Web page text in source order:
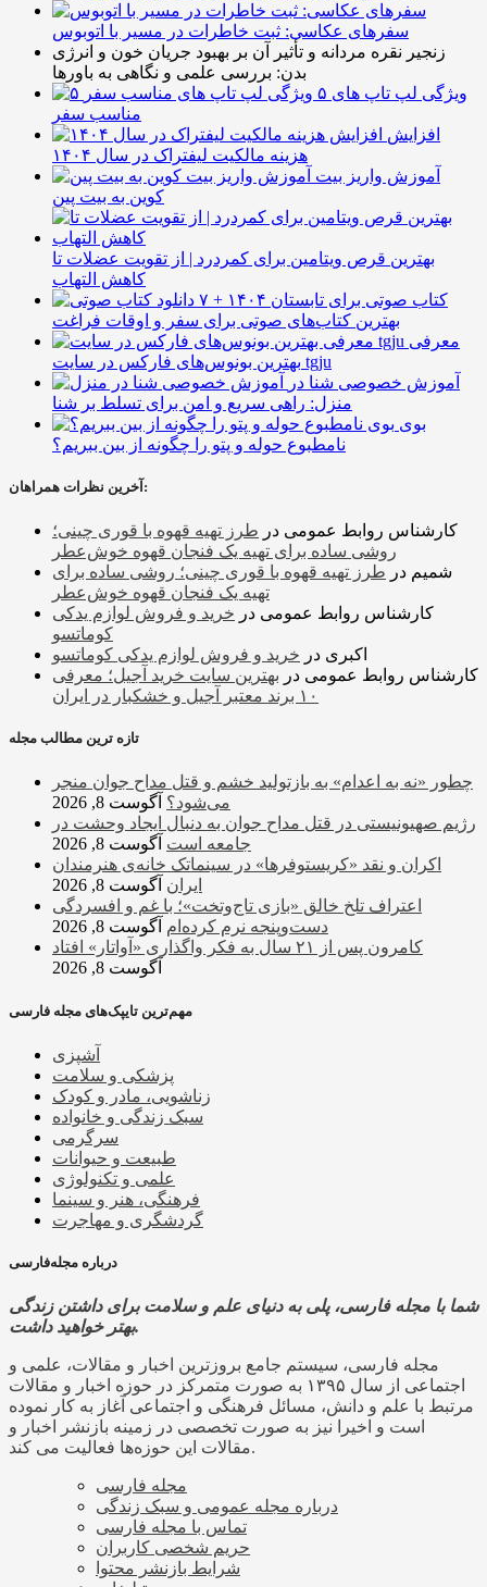
سفرهای عکاسی: ثبت خاطرات در مسیر با اتوبوس
زنجیر نقره مردانه و تأثیر آن بر بهبود جریان خون و انرژی
بدن: بررسی علمی و نگاهی به باورها
۵ ویژگی لپ تاپ های
مناسب سفر
افزایش
هزینه مالکیت لیفتراک در سال ۱۴۰۴
آموزش واریز بیت
کوین به بیت پین
بهترین قرص ویتامین برای کمردرد | از تقویت عضلات تا
کاهش التهاب
۷ کتاب صوتی برای تابستان ۱۴۰۴ +
بهترین کتاب‌های صوتی برای سفر و اوقات فراغت
معرفی
بهترین بونوس‌های فارکس در سایت tgju
آموزش خصوصی شنا در
منزل: راهی سریع و امن برای تسلط بر شنا
بوی
نامطبوع حوله و پتو را چگونه از بین ببریم؟
آخرین نظرات همراهان:
کارشناس روابط عمومی در طرز تهیه قهوه با قوری چینی؛
روشی ساده برای تهیه یک فنجان قهوه خوش‌عطر
شمیم در طرز تهیه قهوه با قوری چینی؛ روشی ساده برای
تهیه یک فنجان قهوه خوش‌عطر
کارشناس روابط عمومی در خرید و فروش لوازم یدکی
کوماتسو
اکبری در خرید و فروش لوازم یدکی کوماتسو
کارشناس روابط عمومی در بهترین سایت خرید آجیل؛ معرفی
۱۰ برند معتبر آجیل و خشکبار در ایران
تازه ترین مطالب مجله
چطور «نه به اعدام» به بازتولید خشم و قتل مداح جوان منجر
می‌شود؟ آگوست 8, 2026
رژیم صهیونیستی در قتل مداح جوان به دنبال ایجاد وحشت در
جامعه است آگوست 8, 2026
اکران و نقد «کریستوفرها» در سینماتک خانه‌ی هنرمندان
ایران آگوست 8, 2026
اعتراف تلخ خالق «بازی تاج‌وتخت»؛ با غم و افسردگی
دست‌وپنجه نرم کرده‌ام آگوست 8, 2026
کامرون پس از ۲۱ سال به فکر واگذاری «آواتار» افتاد
آگوست 8, 2026
مهم‌ترین تایپک‌های مجله فارسی
آشپزی
پزشکی و سلامت
زناشویی، مادر و کودک
سبک زندگی و خانواده
سرگرمی
طبیعت و حیوانات
علمی و تکنولوژی
فرهنگی، هنر و سینما
گردشگری و مهاجرت
درباره مجله‌فارسی
شما با مجله فارسی، پلی به دنیای علم و سلامت برای داشتن زندگی
بهتر خواهید داشت.
مجله فارسی، سیستم جامع بروزترین اخبار و مقالات، علمی و
اجتماعی از سال ۱۳۹۵ به صورت متمرکز در حوزه اخبار و مقالات
مرتبط با علم و دانش، مسائل فرهنگی و اجتماعی آغاز به کار نموده
است و اخیرا نیز به صورت تخصصی در زمینه بازنشر اخبار و
مقالات این حوزه‌ها فعالیت می کند.
مجله فارسی
درباره مجله عمومی و سبک زندگی
تماس با مجله فارسی
حریم شخصی کاربران
شرایط بازنشر محتوا